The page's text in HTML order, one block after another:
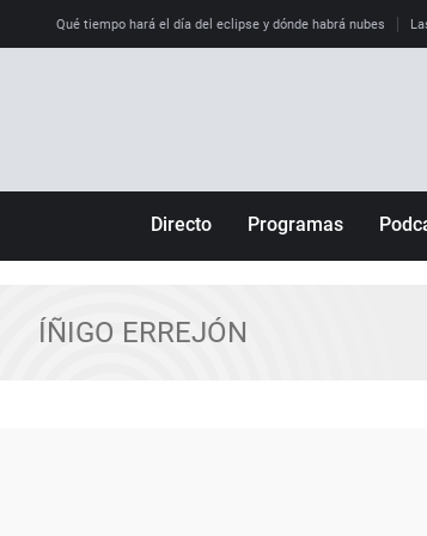
Qué tiempo hará el día del eclipse y dónde habrá nubes
Directo Programas
Julia en la onda
ÍÑIGO ERREJÓN